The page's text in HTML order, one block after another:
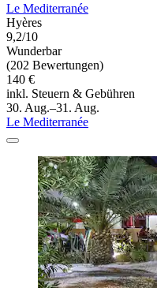
Le Mediterranée
Hyères
9,2/10
Wunderbar
(202 Bewertungen)
140 €
inkl. Steuern & Gebühren
30. Aug.–31. Aug.
Le Mediterranée